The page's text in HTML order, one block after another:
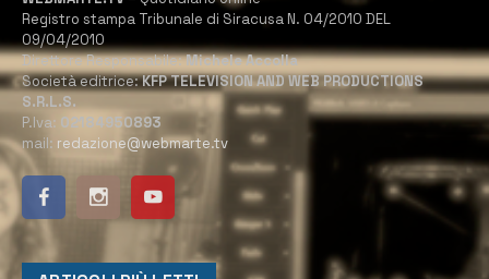
Registro stampa Tribunale di Siracusa N. 04/2010 DEL
09/04/2010
Direttore Responsabile:Michele Accolla
Società editrice:KFP TELEVISION AND WEB PRODUCTIONS
S.R.L.S.
P.Iva: 02184950893
mail: redazione@webmarte.tv